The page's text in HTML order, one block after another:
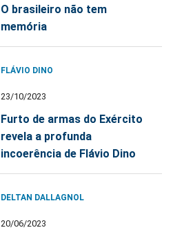
O brasileiro não tem
memória
FLÁVIO DINO
23/10/2023
Furto de armas do Exército
revela a profunda
incoerência de Flávio Dino
DELTAN DALLAGNOL
20/06/2023